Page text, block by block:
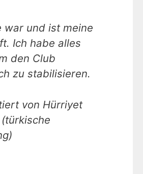
war und ist meine
Ich habe alles
den Club
zu stabilisieren.
von Hürriyet